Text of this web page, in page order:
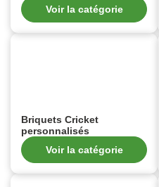
Voir la catégorie
Briquets Cricket
personnalisés
Voir la catégorie